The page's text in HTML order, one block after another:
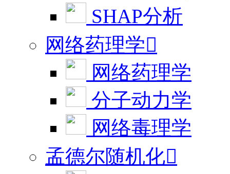
SHAP分析
网络药理学
网络药理学
分子动力学
网络毒理学
孟德尔随机化